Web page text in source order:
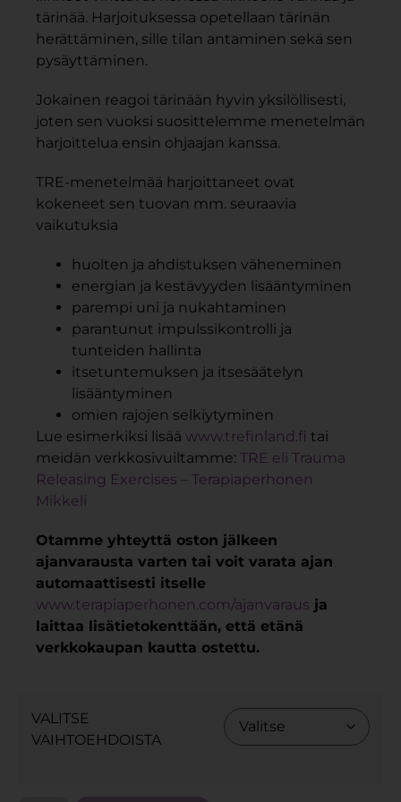
tärinää. Harjoituksessa opetellaan tärinän
herättäminen, sille tilan antaminen sekä sen
pysäyttäminen.
Jokainen reagoi tärinään hyvin yksilöllisesti,
joten sen vuoksi suosittelemme menetelmän
harjoittelua ensin ohjaajan kanssa.
TRE-menetelmää harjoittaneet ovat
kokeneet sen tuovan mm. seuraavia
vaikutuksia
huolten ja ahdistuksen väheneminen
energian ja kestävyyden lisääntyminen
parempi uni ja nukahtaminen
parantunut impulssikontrolli ja
tunteiden hallinta
itsetuntemuksen ja itsesäätelyn
lisääntyminen
omien rajojen selkiytyminen
Lue esimerkiksi lisää www.trefinland.fi tai
meidän verkkosivuiltamme: TRE eli Trauma
Releasing Exercises – Terapiaperhonen
Mikkeli
Otamme yhteyttä oston jälkeen
ajanvarausta varten tai voit varata ajan
automaattisesti itselle
www.terapiaperhonen.com/ajanvaraus ja
laittaa lisätietokenttään, että etänä
verkkokaupan kautta ostettu.
VALITSE
VAIHTOEHDOISTA